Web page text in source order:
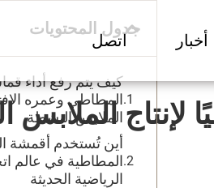
أخبار اتصل
الملابس
جدول المحتويات
كيف يتم رفع أداء
المطاطي وعمره
الملابس النشطة
أين تُستخدم أقمشة
المطاطية في عالم
الرياضية الحديثة